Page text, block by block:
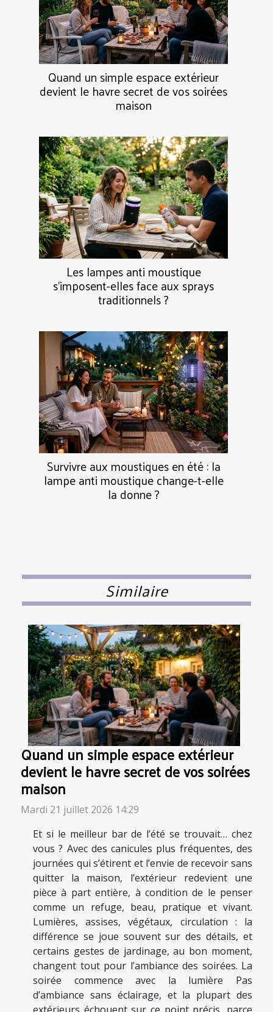
Quand un simple espace extérieur
devient le havre secret de vos soirées
maison
Les lampes anti moustique
s’imposent-elles face aux sprays
traditionnels ?
Survivre aux moustiques en été : la
lampe anti moustique change-t-elle
la donne ?
Similaire
Quand un simple espace extérieur
devient le havre secret de vos soirées
maison
Mardi 21 juillet 2026 14:29
Et si le meilleur bar de l’été se trouvait… chez
vous ? Avec des canicules plus fréquentes, des
journées qui s’étirent et l’envie de recevoir sans
quitter la maison, l’extérieur redevient une
pièce à part entière, à condition de le penser
comme un refuge, beau, pratique et vivant.
Lumières, assises, végétaux, circulation : la
différence se joue souvent sur des détails, et
certains gestes de jardinage, au bon moment,
changent tout pour l’ambiance des soirées. La
soirée commence avec la lumière Pas
d’ambiance sans éclairage, et la plupart des